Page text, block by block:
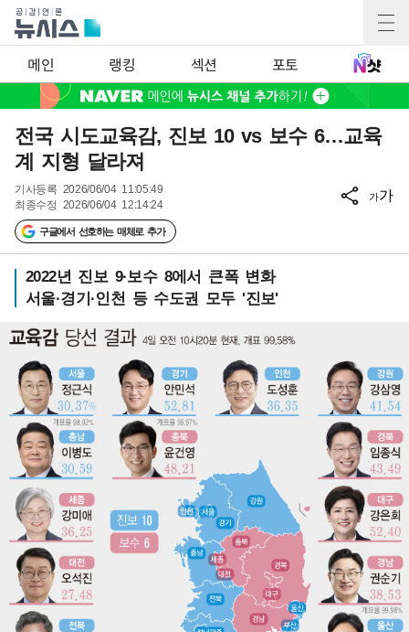
메인 랭킹 섹션 포토
전국 시도교육감, 진보 10 vs 보수 6…교육
계 지형 달라져
기사등록 2026/06/04 11:05:49
최종수정 2026/06/04 12:14:24
구글에서 선호하는 매체로 추가
가가
2022년 진보 9·보수 8에서 큰폭 변화
서울·경기·인천 등 수도권 모두 '진보'